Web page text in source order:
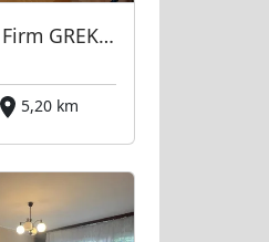
Noclegi dla Firm GREKBART Nieruchomości Wioletta Wilk
5,20 km